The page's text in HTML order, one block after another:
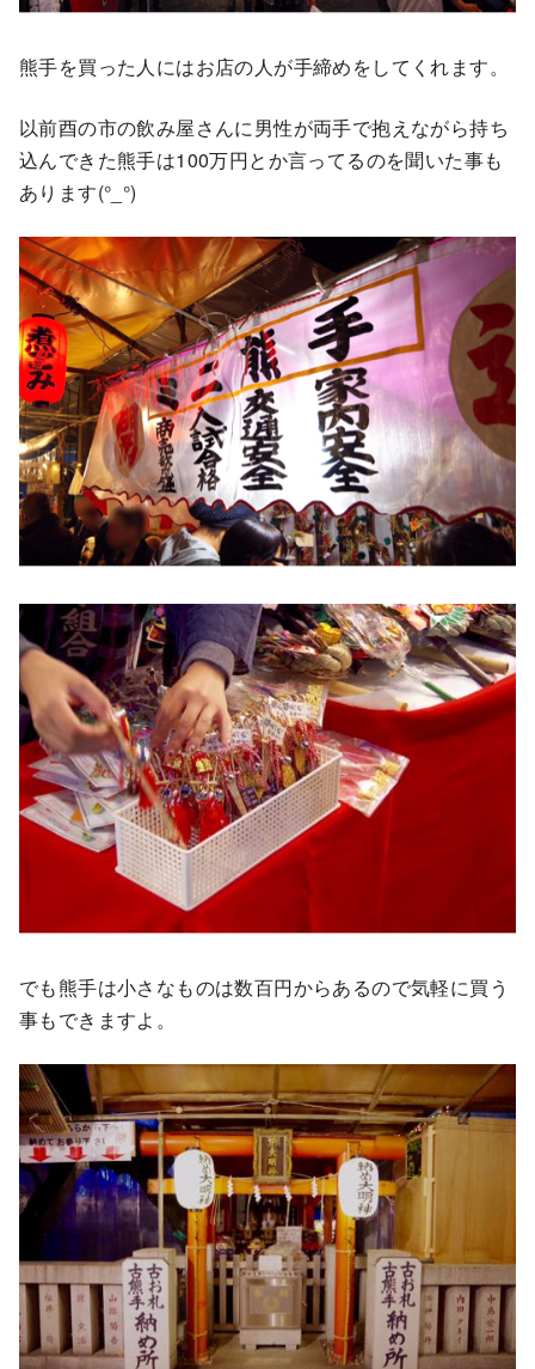
熊手を買った人にはお店の人が手締めをしてくれます。
以前酉の市の飲み屋さんに男性が両手で抱えながら持ち
込んできた熊手は100万円とか言ってるのを聞いた事も
あります(°_°)
でも熊手は小さなものは数百円からあるので気軽に買う
事もできますよ。